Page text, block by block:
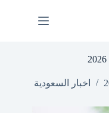
اخبار السعودية